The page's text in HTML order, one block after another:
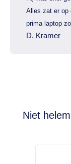
Alles zat er op
prima laptop
D. Kramer
Niet